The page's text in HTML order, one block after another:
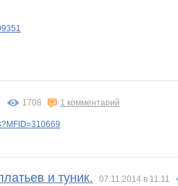
1708 1 комментарий
и туник. 07.11.2014 в 11:11